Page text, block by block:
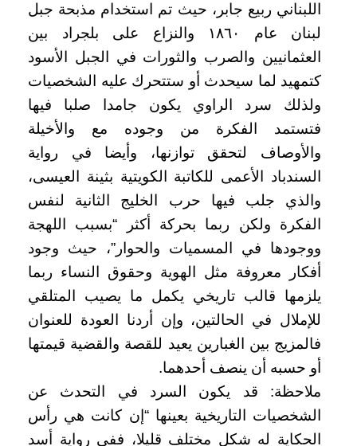
اللبناني ربيع جابر، حيث تم استخدام مذبحة جبل
لبنان عام ١٨٦٠ والنزاع على بلجراد بين
العثمانيين والصرب والثورات في الجبل الأسود
كتمهيد لما سيحدث أو ستتحرك عليه الشخصيات
ولذلك سرد الراوي يكون جامدا صلبا فيها
فتستمد الفكرة من وجوده مع والأخيلة
والأوصاف لتحقق توازنها، وأيضا في رواية
السندباد الأعمى للكاتبة الكويتية بثينة العيسى،
والذي جلب فيها حرب الخليج الثانية لنفس
الفكرة ولكن ربما بحركة أكثر “بسبب اللهجة
ووجودها في المسميات والحوار”، حيث وجود
أفكار معروفة مثل الهوية وحقوق النساء ربما
يلزمها قالب تاريخي يكمل ما يصيب المتلقي
للإملال في الحالتين، وإن أردنا العودة للعنوان
فالمزيج بين الغبارين يعيد للقصة والقضية قيمتها
أو حسبه أن ينصف أحدهما.
ملاحظة: قد يكون السرد في التحدث عن
الشخصيات التاريخية بعينها “إن كانت هي رأس
الحكاية له شكل مختلف قليلا، ففي رواية أسد